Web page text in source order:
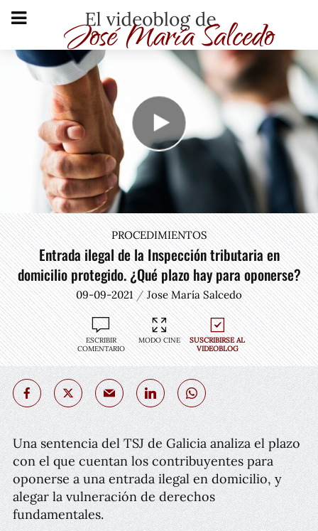
PROCEDIMIENTOS
Entrada ilegal de la Inspección tributaria en
domicilio protegido. ¿Qué plazo hay para oponerse?
09-09-2021 Jose María Salcedo
ESCRIBIR
COMENTARIO
MODO CINE
SUSCRIBIRSE AL
VIDEOBLOG
Una sentencia del TSJ de Galicia analiza el plazo
con el que cuentan los contribuyentes para
oponerse a una entrada ilegal en domicilio, y
alegar la vulneración de derechos
fundamentales.